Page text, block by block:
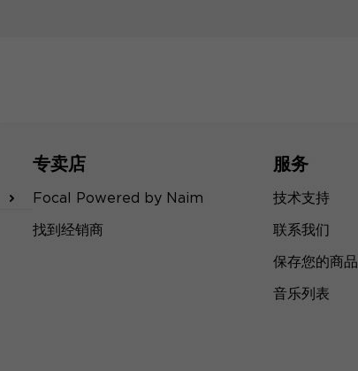
专卖店
Focal Powered by Naim
找到经销商
服务
技术支持
联系我们
保存您的商品
音乐列表